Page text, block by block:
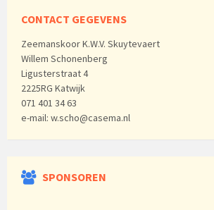
CONTACT GEGEVENS
Zeemanskoor K.W.V. Skuytevaert
Willem Schonenberg
Ligusterstraat 4
2225RG Katwijk
071 401 34 63
e-mail: w.scho@casema.nl
SPONSOREN